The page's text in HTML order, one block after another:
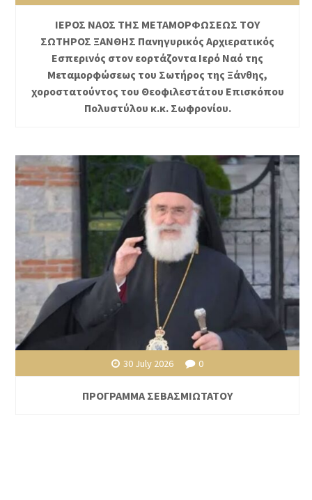
ΙΕΡΟΣ ΝΑΟΣ ΤΗΣ ΜΕΤΑΜΟΡΦΩΣΕΩΣ ΤΟΥ
ΣΩΤΗΡΟΣ ΞΑΝΘΗΣ Πανηγυρικός Αρχιερατικός
Εσπερινός στον εορτάζοντα Ιερό Ναό της
Μεταμορφώσεως του Σωτήρος της Ξάνθης,
χοροστατούντος του Θεοφιλεστάτου Επισκόπου
Πολυστύλου κ.κ. Σωφρονίου.
30 July 2026 0
ΠΡΟΓΡΑΜΜΑ ΣΕΒΑΣΜΙΩΤΑΤΟΥ